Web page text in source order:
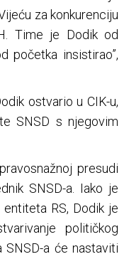
za konkurenciju
Time je Dodik od
početka insistirao”,
ostvario u CIK-u,
SNSD s njegovim
presudi
SNSD-a. Iako je
RS, Dodik je
političkog
a će nastaviti